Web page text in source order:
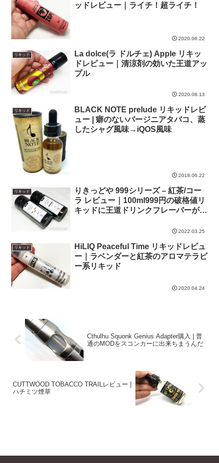
ッドレビュー｜ライチ！超ライチ！
2020.06.22
リキッド
La dolce(ラ ドルチェ) Apple リキッ
ドレビュー｜清涼剤の効いた王道アッ
プル
2020.08.13
リキッド
BLACK NOTE prelude リキッドレビ
ュー | 癖のないバージニアタバコ、蒸
したシャグ風味→iQOS風味
2018.06.22
リキッド
りきっどや 999シリーズ – 紅茶/コー
ラ レビュー｜100ml999円の破格値リ
キッドに王道ドリンクフレーバーが追
2022.03.25
リキッド
HiLIQ Peaceful Time リキッドレビュ
ー｜ラベンダーと紅茶のアロマテラピ
ー系リキッド
2020.04.24
Cthulhu Squonk Genius Adapter購入 | 普
通のMODをスコンカーに出来ちまうんだ
CUTTWOOD TOBACCO TRAILレビュー |
ハチミツ煙草